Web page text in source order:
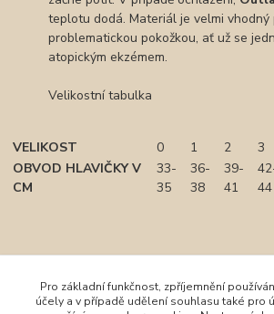
teplotu dodá. Materiál je velmi vhodný
problematickou pokožkou, ať už se
atopickým ekzémem.
Velikostní tabulka
VELIKOST 0 1 2 3
OBVOD HLAVIČKY V
CM
33-
35
36-
38
39-
41
44
Pro základní funkčnost, zpříjemnění
účely a v případě udělení souhlasu také pro